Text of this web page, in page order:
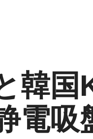
韓国
電吸